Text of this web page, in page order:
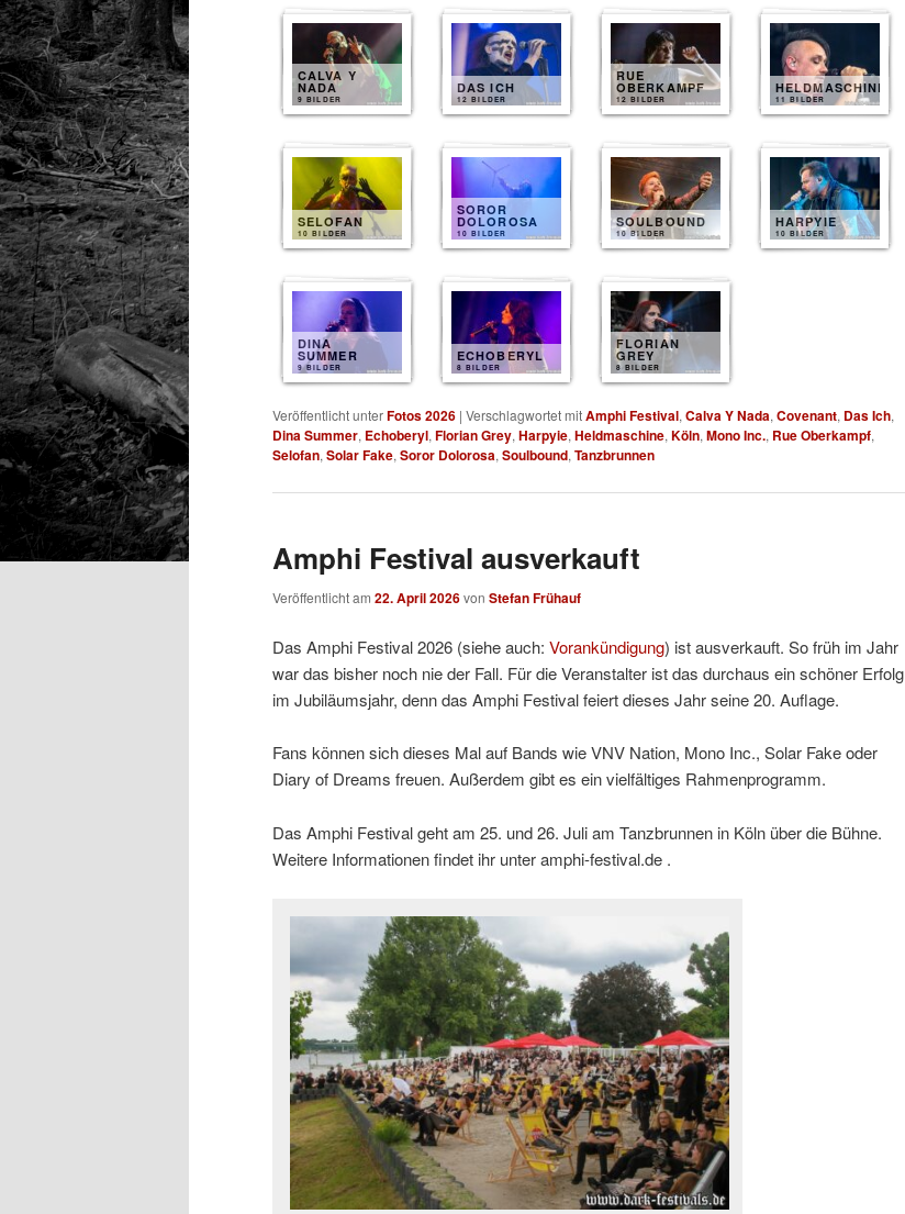
CALVA Y
NADA
9 BILDER
DAS ICH
12 BILDER
RUE
OBERKAMPF
12 BILDER
HELDMASCHINE
11 BILDER
SELOFAN
10 BILDER
SOROR
DOLOROSA
10 BILDER
SOULBOUND
10 BILDER
HARPYIE
10 BILDER
DINA
SUMMER
9 BILDER
ECHOBERYL
8 BILDER
FLORIAN
GREY
8 BILDER
Veröffentlicht unterFotos 2026 | Verschlagwortet mitAmphi Festival, Calva Y Nada, Covenant, Das Ich,
Dina Summer, Echoberyl, Florian Grey, Harpyie, Heldmaschine, Köln, Mono Inc., Rue Oberkampf,
Selofan, Solar Fake, Soror Dolorosa, Soulbound, Tanzbrunnen
Amphi Festival ausverkauft
Veröffentlicht am 22. April 2026von Stefan Frühauf
Das Amphi Festival 2026 (siehe auch: Vorankündigung) ist ausverkauft. So früh im Jahr
war das bisher noch nie der Fall. Für die Veranstalter ist das durchaus ein schöner Erfolg
im Jubiläumsjahr, denn das Amphi Festival feiert dieses Jahr seine 20. Auflage.
Fans können sich dieses Mal auf Bands wie VNV Nation, Mono Inc., Solar Fake oder
Diary of Dreams freuen. Außerdem gibt es ein vielfältiges Rahmenprogramm.
Das Amphi Festival geht am 25. und 26. Juli am Tanzbrunnen in Köln über die Bühne.
Weitere Informationen findet ihr unter amphi-festival.de .